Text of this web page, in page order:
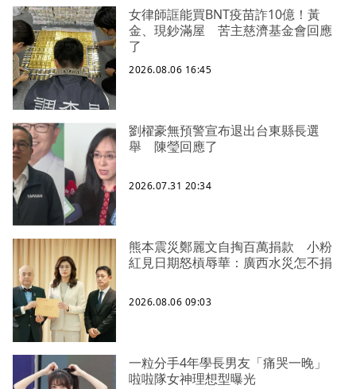
女律師誆能買BNT疫苗詐10億！黃
金、現鈔滿屋 苦主慈濟基金會回應
了
2026.08.06 16:45
劉櫂豪無預警宣布退出台東縣長選
舉 陳瑩回應了
2026.07.31 20:34
熊本震災鄭麗文自掏百萬捐款 小粉
紅見日期怒槓辱華：廣西水災怎不捐
2026.08.06 09:03
一粒分手4年學長男友「痛哭一晚」
啦啦隊女神理想型曝光